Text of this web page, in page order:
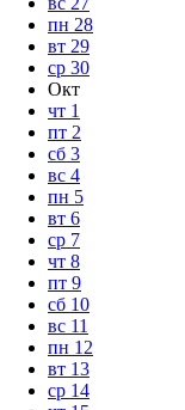
пн 28
вт 29
ср 30
Окт
чт 1
пт 2
сб 3
вс 4
пн 5
вт 6
ср 7
чт 8
пт 9
сб 10
вс 11
пн 12
вт 13
ср 14